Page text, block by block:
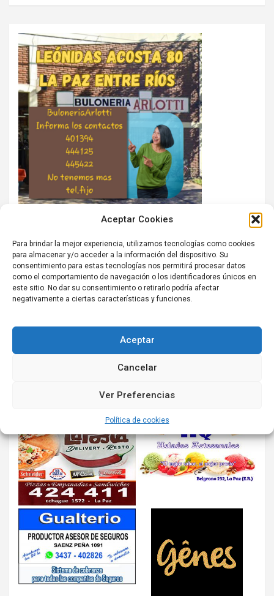
Aceptar Cookies
Para brindar la mejor experiencia, utilizamos tecnologías como cookies
para almacenar y/o acceder a la información del dispositivo. Su
consentimiento para estas tecnologías nos permitirá procesar datos
como el comportamiento de navegación o los identificadores únicos en
este sitio. No dar su consentimiento o retirarlo podría afectar
negativamente a ciertas características y funciones.
Aceptar
Cancelar
Ver Preferencias
Política de cookies